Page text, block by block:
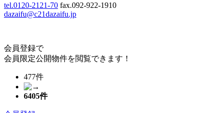
tel.0120-2121-70 fax.092-922-1910
dazaifu@c21dazaifu.jp
会員登録で
会員限定公開物件を閲覧できます！
477件
6405件